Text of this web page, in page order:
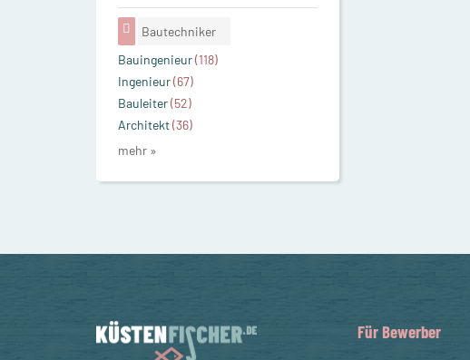
Bautechniker
Bauingenieur(118)
Ingenieur(67)
Bauleiter(52)
Architekt(36)
mehr »
Für Bewerber